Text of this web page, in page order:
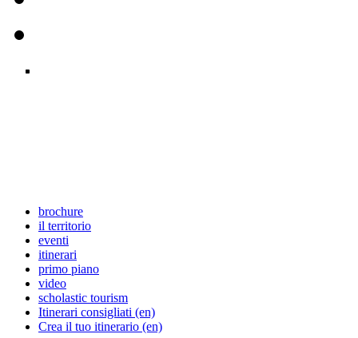
brochure
il territorio
eventi
itinerari
primo piano
video
scholastic tourism
Itinerari consigliati (en)
Crea il tuo itinerario (en)